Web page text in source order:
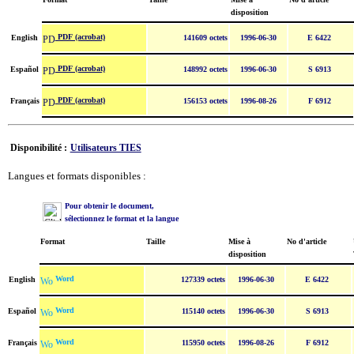
disposition
English PDF (acrobat) 141609 octets 1996-06-30 E 6422
Español PDF (acrobat) 148992 octets 1996-06-30 S 6913
Français PDF (acrobat) 156153 octets 1996-08-26 F 6912
Disponibilité : Utilisateurs TIES
Langues et formats disponibles :
Pour obtenir le document,
sélectionnez le format et la langue
Format Taille
Mise à
disposition
No d'article
English Word 127339 octets 1996-06-30 E 6422
Español Word 115140 octets 1996-06-30 S 6913
Français Word 115950 octets 1996-08-26 F 6912